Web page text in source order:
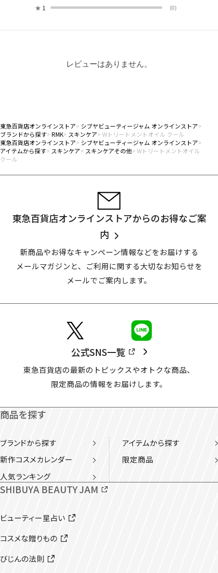
★ 1 (0)
レビューはありません。
東急百貨店オンラインストア
シブヤビューティージャム オンラインストア
ブランドから探す RMK スキンケア
Wトリートメントオイル クール
東急百貨店オンラインストア
シブヤビューティージャム オンラインストア
アイテムから探す
スキンケア スキンケアその他 Wトリートメントオイル
クール
東急百貨店オンラインストアからのお得なご案
内
新商品やお得なキャンペーン情報などをお届けする
メールマガジンと、
ご利用に関する大切なお知らせを
メールでご案内します。
公式SNS一覧
東急百貨店の最新のトピックスやオトクな商品、
限定商品の情報をお届けします。
商品を探す
ブランドから探す
アイテムから探す
新作コスメカレンダー
限定商品
人気ランキング
SHIBUYA BEAUTY JAM
ビューティー星占い
コスメな贈りもの
びじんの法則